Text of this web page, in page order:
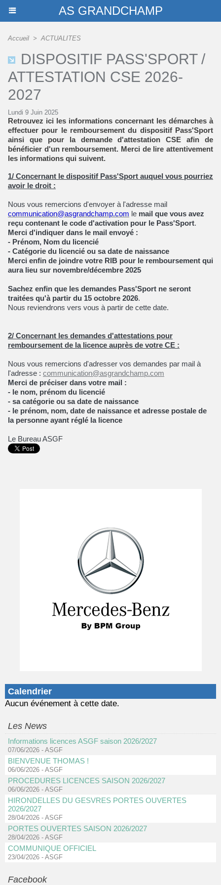
AS GRANDCHAMP
Accueil > ACTUALITES
DISPOSITIF PASS'SPORT /
ATTESTATION CSE 2026-
2027
Lundi 9 Juin 2025
Retrouvez ici les informations concernant les démarches à
effectuer pour le remboursement du dispositif Pass'Sport
ainsi que pour la demande d'attestation CSE afin de
bénéficier d'un remboursement. Merci de lire attentivement
les informations qui suivent.
1/ Concernant le dispositif Pass'Sport auquel vous pourriez
avoir le droit :
Nous vous remercions d'envoyer à l'adresse mail
communication@asgrandchamp.com le mail que vous avez
reçu contenant le code d'activation pour le Pass'Sport.
Merci d'indiquer dans le mail envoyé :
- Prénom, Nom du licencié
- Catégorie du licencié ou sa date de naissance
Merci enfin de joindre votre RIB pour le remboursement qui
aura lieu sur novembre/décembre 2025
Sachez enfin que les demandes Pass'Sport ne seront
traitées qu'à partir du 15 octobre 2026.
Nous reviendrons vers vous à partir de cette date.
2/ Concernant les demandes d'attestations pour
remboursement de la licence auprès de votre CE :
Nous vous remercions d'adresser vos demandes par mail à
l'adresse : communication@asgrandchamp.com
Merci de préciser dans votre mail :
- le nom, prénom du licencié
- sa catégorie ou sa date de naissance
- le prénom, nom, date de naissance et adresse postale de
la personne ayant réglé la licence
Le Bureau ASGF
Calendrier
Aucun événement à cette date.
Les News
Informations licences ASGF saison 2026/2027
07/06/2026 - ASGF
BIENVENUE THOMAS !
06/06/2026 - ASGF
PROCEDURES LICENCES SAISON 2026/2027
06/06/2026 - ASGF
HIRONDELLES DU GESVRES PORTES OUVERTES
2026/2027
28/04/2026 - ASGF
PORTES OUVERTES SAISON 2026/2027
28/04/2026 - ASGF
COMMUNIQUE OFFICIEL
23/04/2026 - ASGF
Facebook